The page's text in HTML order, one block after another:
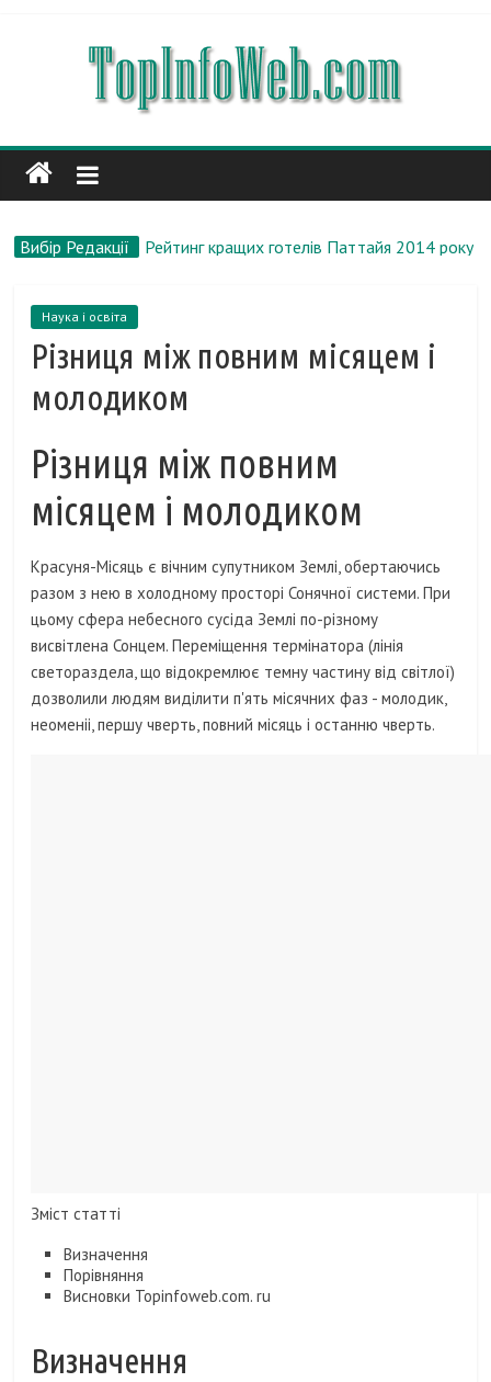
Вибір Редакції
Різниця між венами і артеріями
Рейтинг кращих готелів Паттайя 2014 року
Наука і освіта
Різниця між повним місяцем і
молодиком
Різниця між повним
місяцем і молодиком
Красуня-Місяць є вічним супутником Землі, обертаючись
разом з нею в холодному просторі Сонячної системи. При
цьому сфера небесного сусіда Землі по-різному
висвітлена Сонцем. Переміщення термінатора (лінія
светораздела, що відокремлює темну частину від світлої)
дозволили людям виділити п'ять місячних фаз - молодик,
неоменіі, першу чверть, повний місяць і останню чверть.
Зміст статті
Визначення
Порівняння
Висновки Topinfoweb.com. ru
Визначення